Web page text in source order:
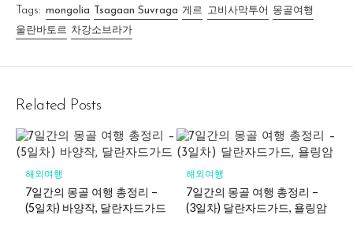
Tags: mongolia Tsagaan Suvraga 게르 고비사막투어
몽골여행
울란바토르 차강소브라가
Related Posts
해외여행
7일간의 몽골 여행 총정리 –
(5일차) 바양작, 달란자드가드
해외여행
7일간의 몽골 여행 총정리 –
(3일차) 달란자드가드, 욜링암